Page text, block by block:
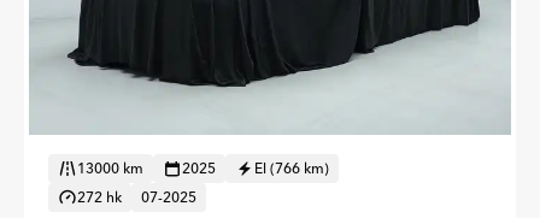
13000 km 2025
El (766 km)
272 hk
07-2025